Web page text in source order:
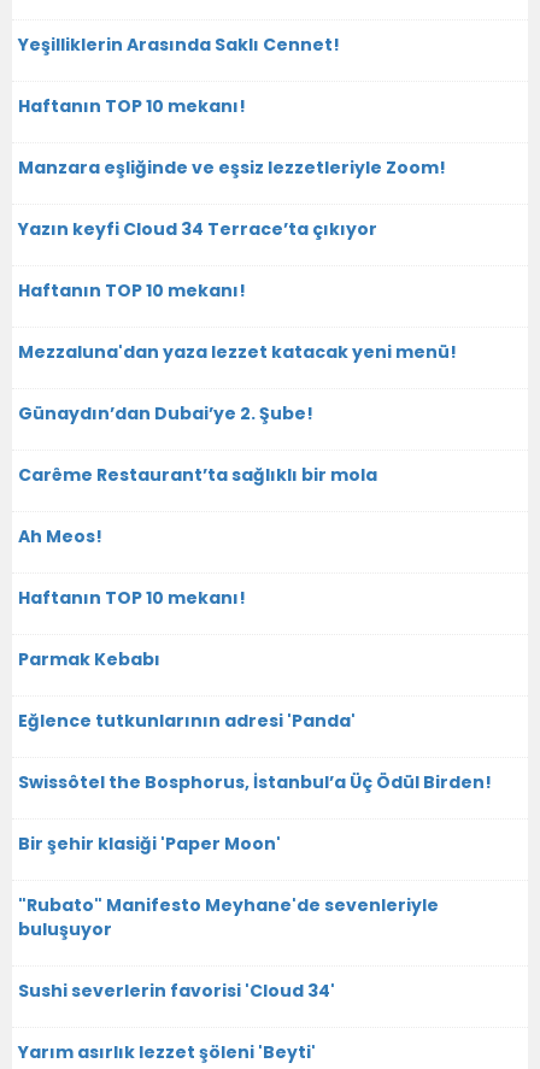
Yeşilliklerin Arasında Saklı Cennet!
Haftanın TOP 10 mekanı!
Manzara eşliğinde ve eşsiz lezzetleriyle Zoom!
Yazın keyfi Cloud 34 Terrace’ta çıkıyor
Haftanın TOP 10 mekanı!
Mezzaluna'dan yaza lezzet katacak yeni menü!
Günaydın’dan Dubai’ye 2. Şube!
Carême Restaurant’ta sağlıklı bir mola
Ah Meos!
Haftanın TOP 10 mekanı!
Parmak Kebabı
Eğlence tutkunlarının adresi 'Panda'
Swissôtel the Bosphorus, İstanbul’a Üç Ödül Birden!
Bir şehir klasiği 'Paper Moon'
"Rubato" Manifesto Meyhane'de sevenleriyle
buluşuyor
Sushi severlerin favorisi 'Cloud 34'
Yarım asırlık lezzet şöleni 'Beyti'